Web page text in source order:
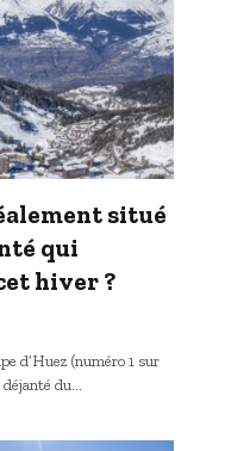
situé
qui
hiver ?
d’Huez (numéro 1 sur
du…